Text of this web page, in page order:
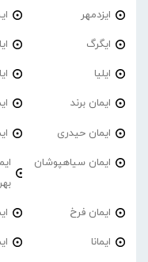
ایزدمهر
ایگرگ
ایلیا
ایمان برند
ایمان حیدری
ایمان سیاهپوشان
ایمان فرخ
ایمانا